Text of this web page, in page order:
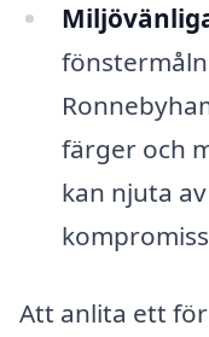
färger och
kan njuta
Att anlita ett